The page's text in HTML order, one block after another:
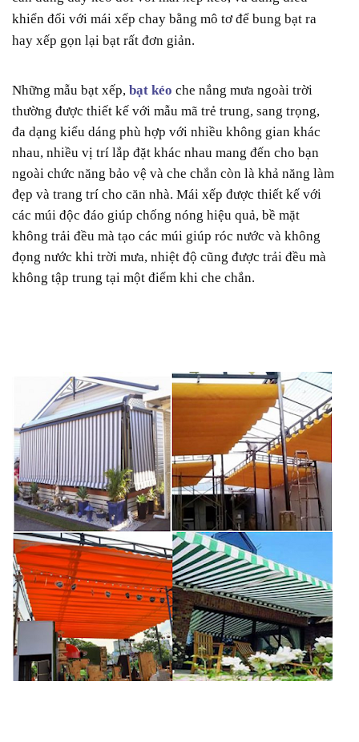
khiển đổi với mái xếp chay bằng mô tơ để bung bạt ra
hay xếp gọn lại bạt rất đơn giản.
Những mẫu bạt xếp, bạt kéo che nắng mưa ngoài trời
thường được thiết kế với mẫu mã trẻ trung, sang trọng,
đa dạng kiểu dáng phù hợp với nhiều không gian khác
nhau, nhiều vị trí lắp đặt khác nhau mang đến cho bạn
ngoài chức năng bảo vệ và che chắn còn là khả năng làm
đẹp và trang trí cho căn nhà. Mái xếp được thiết kế với
các múi độc đáo giúp chống nóng hiệu quả, bề mặt
không trải đều mà tạo các múi giúp róc nước và không
đọng nước khi trời mưa, nhiệt độ cũng được trải đều mà
không tập trung tại một điểm khi che chắn.